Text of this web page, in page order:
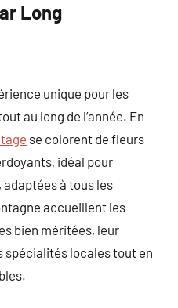
Long
unique pour les
au long de l’année. En
se colorent de fleurs
idéal pour
à tous les
accueillent les
bien méritées, leur
spécialités locales tout en